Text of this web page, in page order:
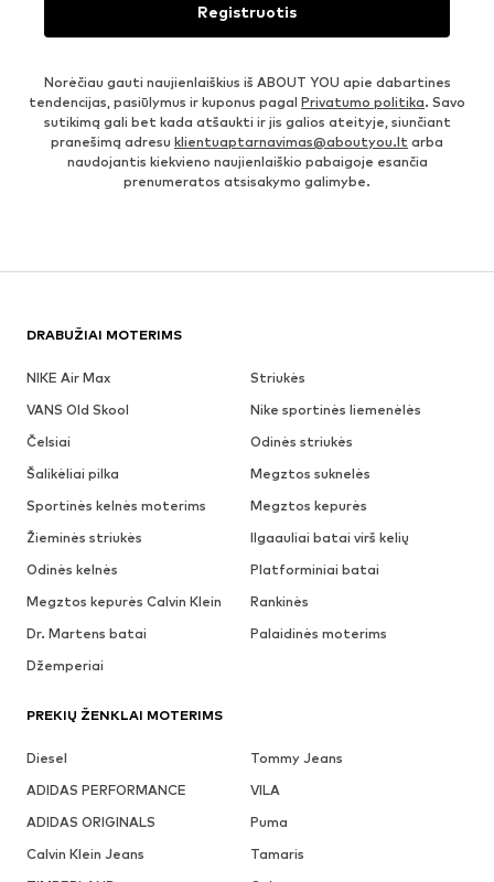
Registruotis
Norėčiau gauti naujienlaiškius iš ABOUT YOU apie dabartines
tendencijas, pasiūlymus ir kuponus pagal Privatumo politika. Savo
sutikimą gali bet kada atšaukti ir jis galios ateityje, siunčiant
pranešimą adresu klientuaptarnavimas@aboutyou.lt arba
naudojantis kiekvieno naujienlaiškio pabaigoje esančia
prenumeratos atsisakymo galimybe.
DRABUŽIAI MOTERIMS
NIKE Air Max
Striukės
VANS Old Skool
Nike sportinės liemenėlės
Čelsiai
Odinės striukės
Šalikėliai pilka
Megztos suknelės
Sportinės kelnės moterims
Megztos kepurės
Žieminės striukės
Ilgaauliai batai virš kelių
Odinės kelnės
Platforminiai batai
Megztos kepurės Calvin Klein
Rankinės
Dr. Martens batai
Palaidinės moterims
Džemperiai
PREKIŲ ŽENKLAI MOTERIMS
Diesel
Tommy Jeans
ADIDAS PERFORMANCE
VILA
ADIDAS ORIGINALS
Puma
Calvin Klein Jeans
Tamaris